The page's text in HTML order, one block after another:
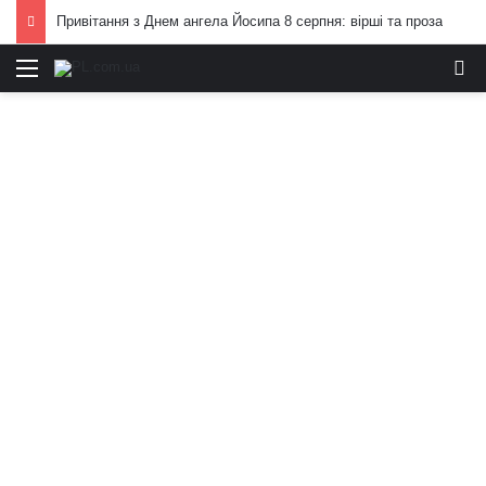
Привітання з Днем ангела Йосипа 8 серпня: вірші та проза
Меню